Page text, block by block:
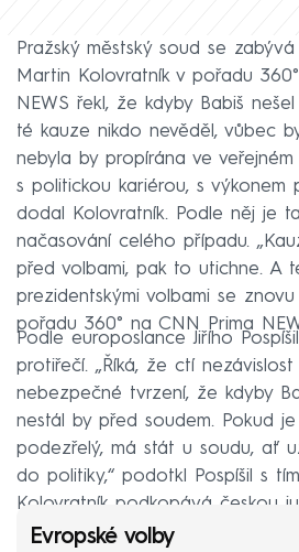
Pražský městský soud se
Martin Kolovratník v pořadu
NEWS řekl, že kdyby Babiš
té kauze nikdo nevěděl, vůbec
nebyla by propírána ve veřejném
s politickou kariérou, s výkonem
dodal Kolovratník. Podle něj je
načasování celého případu.
před volbami, pak to utichne. A
prezidentskými volbami se
pořadu 360° na CNN Prima
Podle europoslance Jiřího
protiřečí. „Říká, že ctí
nebezpečné tvrzení, že kdyby
nestál by před soudem. Pokud
podezřelý, má stát u soudu, ať
do politiky,“ podotkl Pospíšil s
Kolovratník podkopává českou
Evropské volby